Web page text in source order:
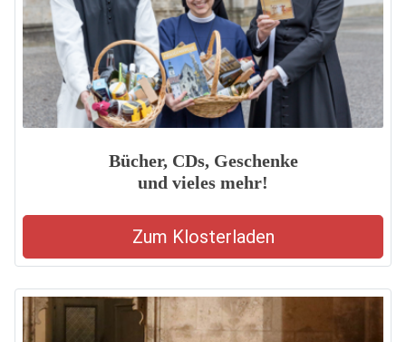
Bücher, CDs, Geschenke
und vieles mehr!
Zum Klosterladen